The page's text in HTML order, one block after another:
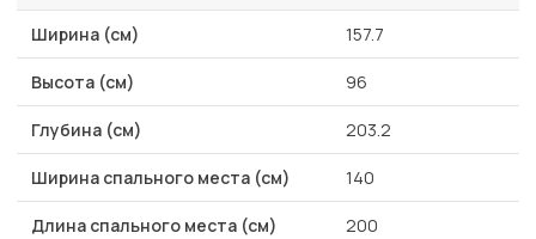
Ширина (см) 157.7
Высота (см) 96
Глубина (см) 203.2
Ширина спального места (см) 140
Длина спального места (см) 200